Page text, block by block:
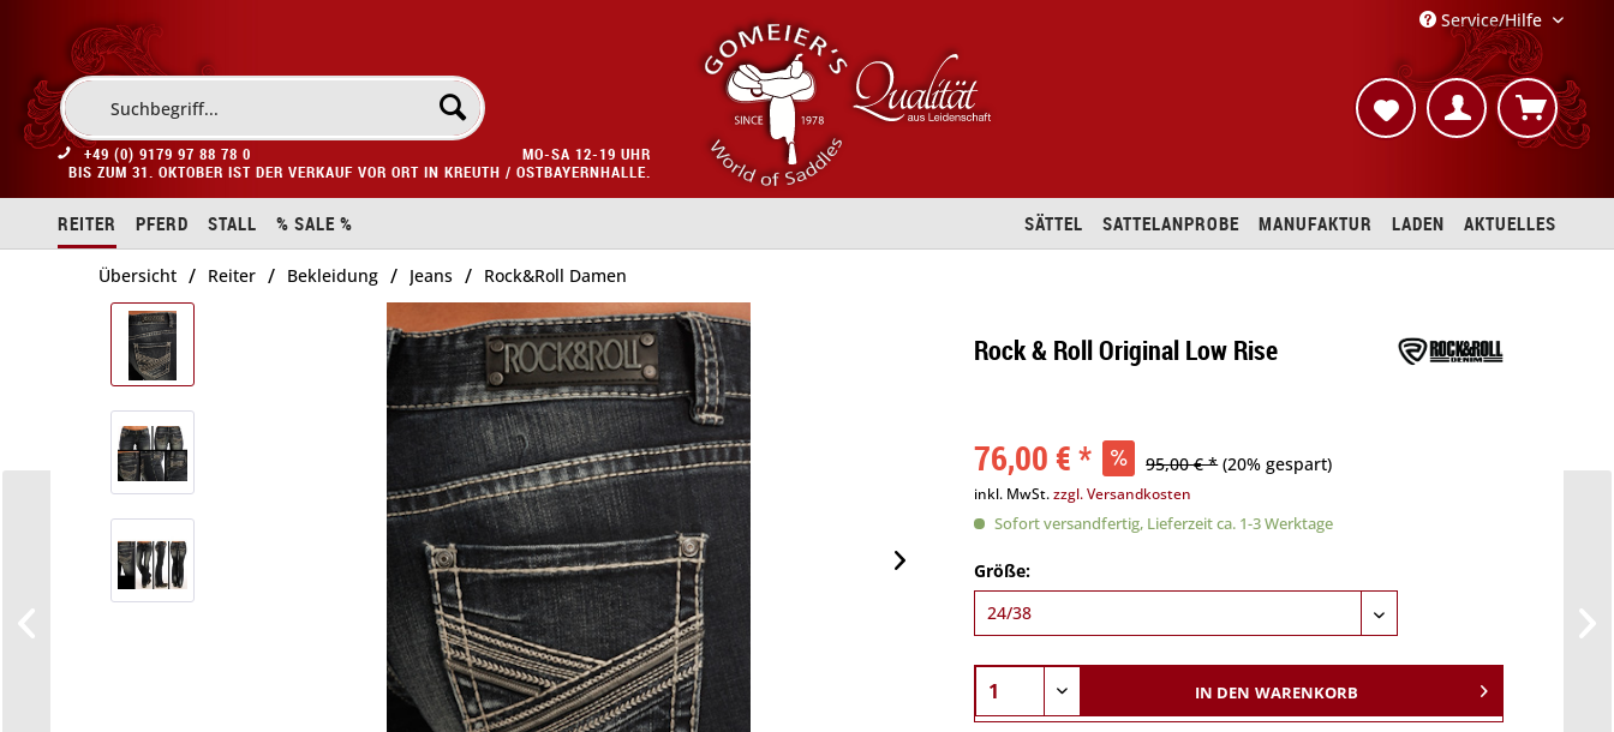
Service/Hilfe
+49 (0) 9179 97 88 78 0
MO-SA 12-19 UHR
BIS ZUM 31. OKTOBER IST DER VERKAUF VOR ORT IN KREUTH / OSTBAYERNHALLE.
REITER PFERD STALL % SALE % AKTUELLES
LADEN
MANUFAKTUR
SATTELANPROBE
SÄTTEL
Übersicht / Reiter / Bekleidung / Jeans / Rock&Roll Damen
Rock & Roll Original Low Rise
76,00 € * 95,00 € * (20% gespart)
inkl. MwSt.zzgl. Versandkosten
Sofort versandfertig, Lieferzeit ca. 1-3 Werktage
Größe:
IN DEN WARENKORB